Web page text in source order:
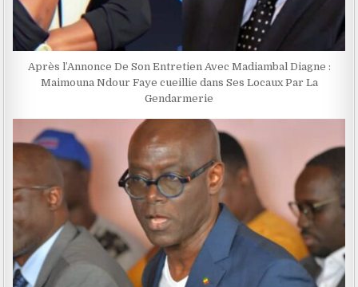
Après l’Annonce De Son Entretien Avec Madiambal Diagne :
Maimouna Ndour Faye cueillie dans Ses Locaux Par La
Gendarmerie